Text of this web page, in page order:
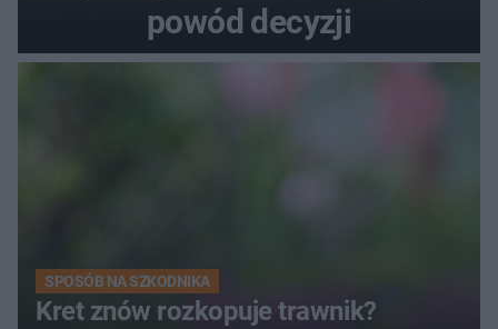
powód decyzji
SPOSÓB NA SZKODNIKA
Kret znów rozkopuje trawnik?